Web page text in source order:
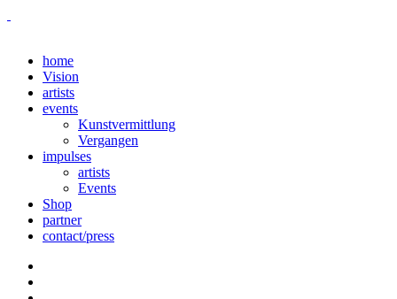
home
Vision
artists
events
Kunstvermittlung
Vergangen
impulses
artists
Events
Shop
partner
contact/press